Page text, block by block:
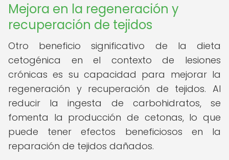
Mejora en la regeneración y
recuperación de tejidos
Otro beneficio significativo de la dieta
cetogénica en el contexto de lesiones
crónicas es su capacidad para mejorar la
regeneración y recuperación de tejidos. Al
reducir la ingesta de carbohidratos, se
fomenta la producción de cetonas, lo que
puede tener efectos beneficiosos en la
reparación de tejidos dañados.